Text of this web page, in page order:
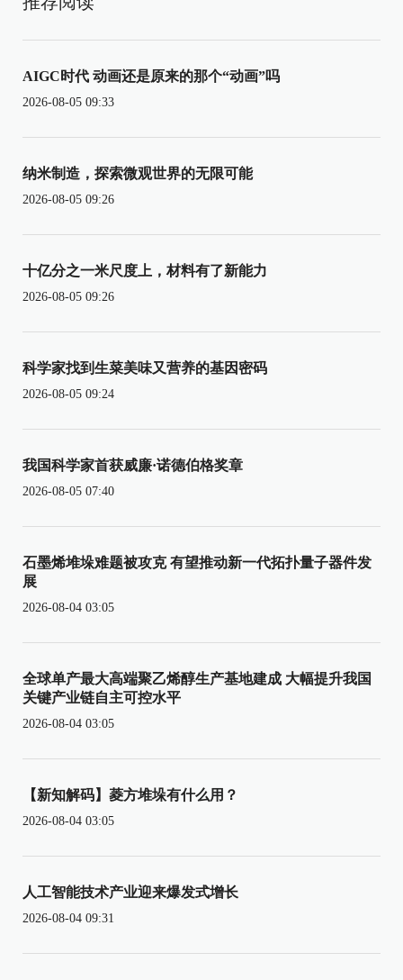
AIGC时代 动画还是原来的那个“动画”吗
2026-08-05 09:33
纳米制造，探索微观世界的无限可能
2026-08-05 09:26
十亿分之一米尺度上，材料有了新能力
2026-08-05 09:26
科学家找到生菜美味又营养的基因密码
2026-08-05 09:24
我国科学家首获威廉·诺德伯格奖章
2026-08-05 07:40
石墨烯堆垛难题被攻克 有望推动新一代拓扑量子器件发
展
2026-08-04 03:05
全球单产最大高端聚乙烯醇生产基地建成 大幅提升我国
关键产业链自主可控水平
2026-08-04 03:05
【新知解码】菱方堆垛有什么用？
2026-08-04 03:05
人工智能技术产业迎来爆发式增长
2026-08-04 09:31